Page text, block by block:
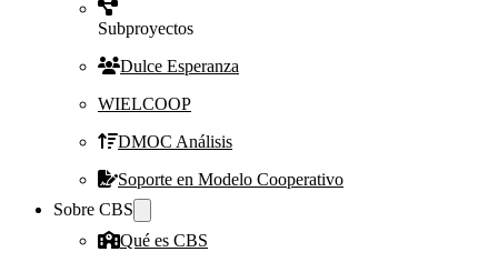
Subproyectos
Dulce Esperanza
WIELCOOP
DMOC Análisis
Soporte en Modelo Cooperativo
Sobre CBS
Qué es CBS